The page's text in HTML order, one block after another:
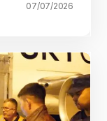
07/07/2026